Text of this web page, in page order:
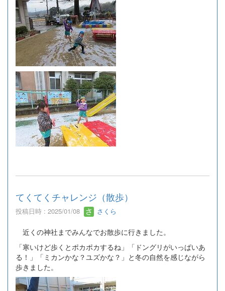
てくてくチャレンジ（散歩）
投稿日時 : 2025/01/08 さくら
近くの神社までみんなでお散歩に行きました。
「寒いけど歩くとポカポカするね」「ドングリがいっぱいあ
る！」「ミカンかな？ユズかな？」と冬の自然を感じながら
歩きました。